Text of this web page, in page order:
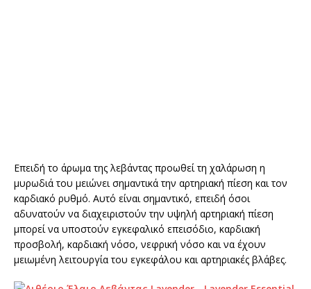
Επειδή το άρωμα της λεβάντας προωθεί τη χαλάρωση η
μυρωδιά του μειώνει σημαντικά την αρτηριακή πίεση και τον
καρδιακό ρυθμό. Αυτό είναι σημαντικό, επειδή όσοι
αδυνατούν να διαχειριστούν την υψηλή αρτηριακή πίεση
μπορεί να υποστούν εγκεφαλικό επεισόδιο, καρδιακή
προσβολή, καρδιακή νόσο, νεφρική νόσο και να έχουν
μειωμένη λειτουργία του εγκεφάλου και αρτηριακές βλάβες.